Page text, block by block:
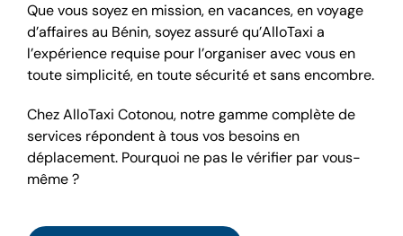
Que vous soyez en mission, en vacances, en voyage
d’affaires au Bénin, soyez assuré qu’AlloTaxi a
l’expérience requise pour l’organiser avec vous en
toute simplicité, en toute sécurité et sans encombre.
Chez AlloTaxi Cotonou, notre gamme complète de
services répondent à tous vos besoins en
déplacement. Pourquoi ne pas le vérifier par vous-
même ?